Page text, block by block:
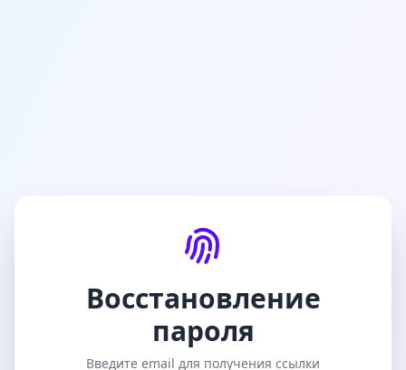
Восстановление
пароля
Введите email для получения ссылки